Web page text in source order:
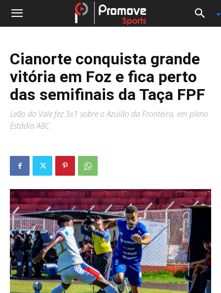
Cianorte conquista grande
vitória em Foz e fica perto
das semifinais da Taça FPF
Leão do Vale fez 3x1 sobre o Azulão da Fronteira, em pleno
Estádio ABC